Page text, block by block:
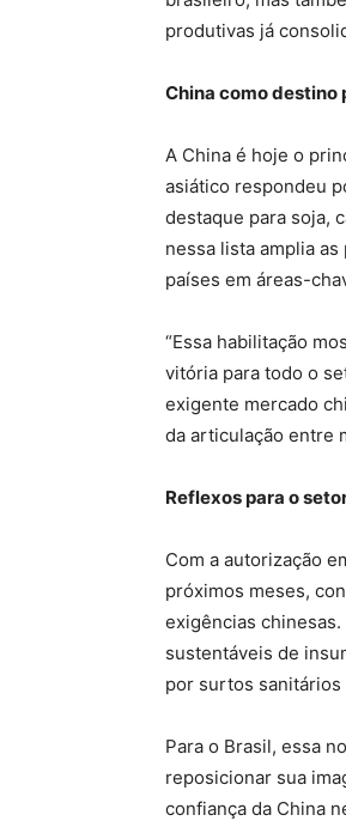
produtivas já
China como destino
A China é hoje o
asiático respondeu
destaque para soja,
nessa lista amplia
países em áreas-
“Essa habilitação
vitória para todo o
exigente mercado
da articulação entre
Reflexos para o
Com a autorização
próximos meses,
exigências
sustentáveis de
por surtos
Para o Brasil, essa
reposicionar sua
confiança da China